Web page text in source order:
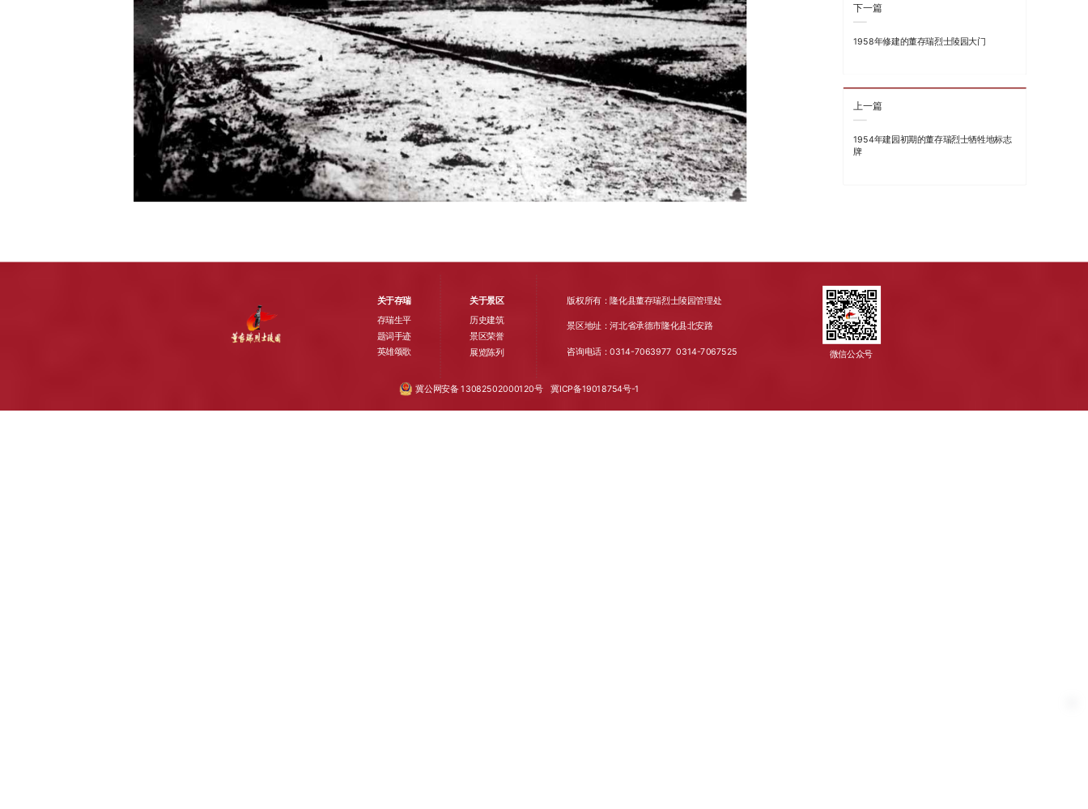
下一篇
1958年修建的董存瑞烈士陵园大门
上一篇
1954年建园初期的董存瑞烈士牺牲地标志
牌
冀ICP备19018754号-1
微信公众号
版权所有：隆化县董存瑞烈士陵园管理处
景区地址：河北省承德市隆化县北安路
咨询电话：0314-70639770314-7067525
关于存瑞
存瑞生平
题词手迹
英雄颂歌
关于景区
历史建筑
景区荣誉
展览陈列
冀公网安备 13082502000120号